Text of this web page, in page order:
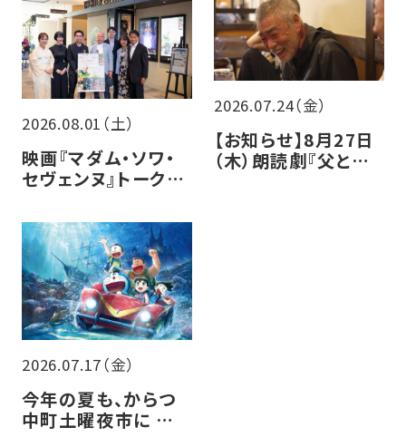
2026.08.01（土）
映画『マダム・ソワ・
セヴェンヌ』トークイ
2026.07.24（金）
【お知らせ】8月27日
（木）朗読劇『父と暮
2026.07.17（金）
今年の夏も、からつ
中町土曜夜市に シア